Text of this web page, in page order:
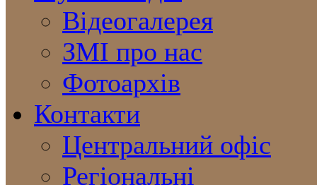
Відеогалерея
ЗМІ про нас
Фотоархів
Контакти
Центральний офіс
Регіональні